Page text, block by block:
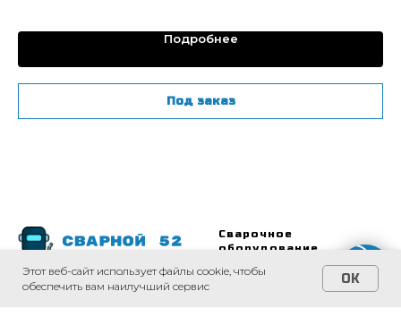
Этот веб-сайт использует файлы cookie, чтобы
обеспечить вам наилучший сервис
OK
Подробнее
Под заказ
Сварочное
оборудование
Каталог